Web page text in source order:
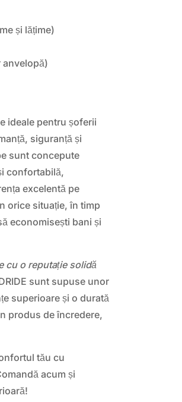
și lățime)
anvelopă)
ideale pentru șoferii
siguranță și
sunt concepute
confortabilă,
excelentă pe
orice situație, în timp
economisești bani și
cu o reputație solidă
sunt supuse unor
superioare și o durată
produs de încredere,
tău cu
acum și